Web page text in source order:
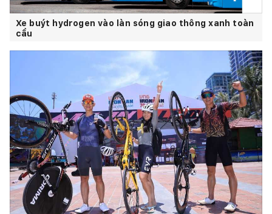
Xe buýt hydrogen vào làn sóng giao thông xanh toàn
cầu